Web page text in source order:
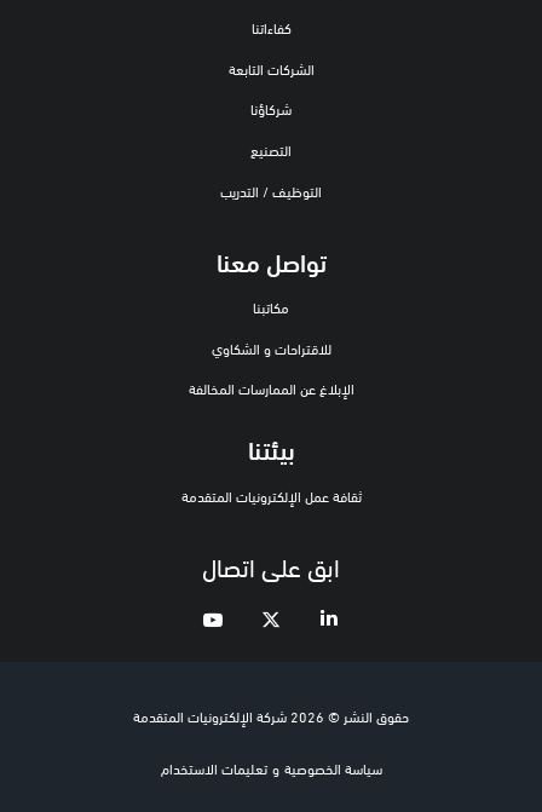
كفاءاتنا
الشركات التابعة
شركاؤنا
التصنيع
التوظيف / التدريب
تواصل معنا
مكاتبنا
للاقتراحات و الشكاوي
الإبلاغ عن الممارسات المخالفة
بيئتنا
ثقافة عمل الإلكترونيات المتقدمة
ابق على اتصال
حقوق النشر © 2026 شركة الإلكترونيات المتقدمة
سياسة الخصوصية و تعليمات الاستخدام